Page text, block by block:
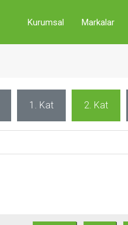
Kurumsal Markalar
1. Kat 2. Kat